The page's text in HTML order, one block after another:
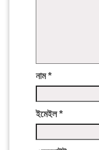
নাম*
ইমেইল*